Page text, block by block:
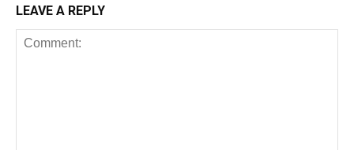
LEAVE A REPLY